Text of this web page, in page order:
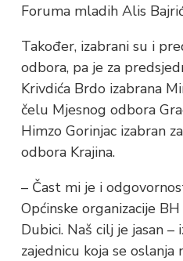
Foruma mladih Alis
Također, izabrani su i
odbora, pa je za
Krivdića Brdo izabrana
čelu Mjesnog odbora
Himzo Gorinjac izabran
odbora Krajina.
– Čast mi je i
Općinske organizacije
Dubici. Naš cilj je jasan
zajednicu koja se oslanja